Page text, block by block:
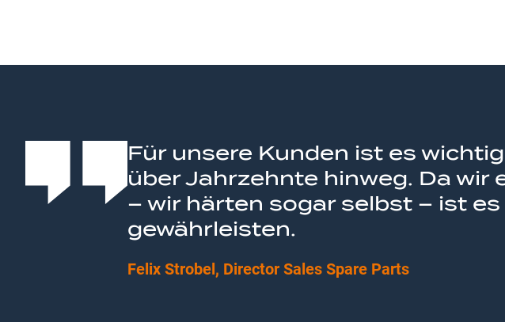
Für unsere Kunden ist es
über Jahrzehnte hinweg. Da
– wir härten sogar selbst – ist
gewährleisten.
Felix Strobel, Director Sales Spare Parts